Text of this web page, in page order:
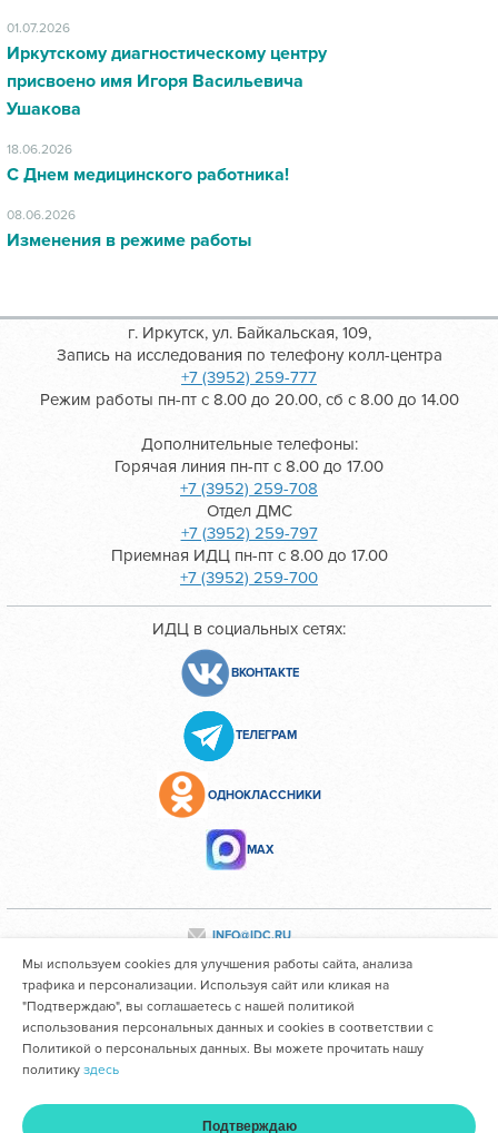
01.07.2026
Иркутскому диагностическому центру
присвоено имя Игоря Васильевича
Ушакова
18.06.2026
С Днем медицинского работника!
08.06.2026
Изменения в режиме работы
г. Иркутск, ул. Байкальская, 109,
Запись на исследования по телефону колл-центра
+7 (3952) 259-777
Режим работы пн-пт с 8.00 до 20.00, сб с 8.00 до 14.00
Дополнительные телефоны:
Горячая линия пн-пт с 8.00 до 17.00
+7 (3952) 259-708
Отдел ДМС
+7 (3952) 259-797
Приемная ИДЦ пн-пт с 8.00 до 17.00
+7 (3952) 259-700
ИДЦ в социальных сетях:
ВКОНТАКТЕ
ТЕЛЕГРАМ
ОДНОКЛАССНИКИ
МАХ
INFO@IDC.RU
Все персональные данные сотрудников размещены с их
согласия
Областное государственное автономное учреждение
здравоохранения "Иркутский областной клинический
Мы используем cookies для улучшения работы сайта, анализа
трафика и персонализации. Используя сайт или кликая на
"Подтверждаю", вы соглашаетесь с нашей политикой
использования персональных данных и cookies в соответствии с
Политикой о персональных данных. Вы можете прочитать нашу
политику здесь
Подтверждаю